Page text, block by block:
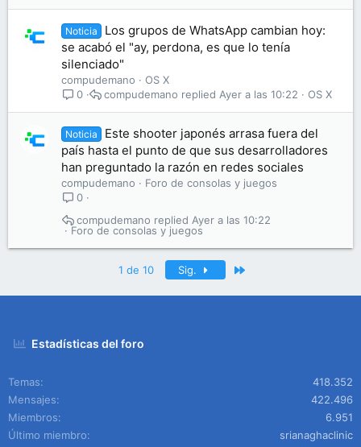
Noticia
Los grupos de WhatsApp cambian hoy:
se acabó el "ay, perdona, es que lo tenía
silenciado"
compudemano
OS X
0
OS X
Ayer a las 10:22
compudemano
Noticia
Este shooter japonés arrasa fuera del
país hasta el punto de que sus desarrolladores
han preguntado la razón en redes sociales
compudemano
Foro de consolas y juegos
0
Foro de consolas y juegos
Ayer a las 10:22
compudemano
1 de 10 Sig.
Estadísticas del foro
Temas
418.352
Mensajes
422.496
Miembros
6.951
Último miembro
srianaghaclinic